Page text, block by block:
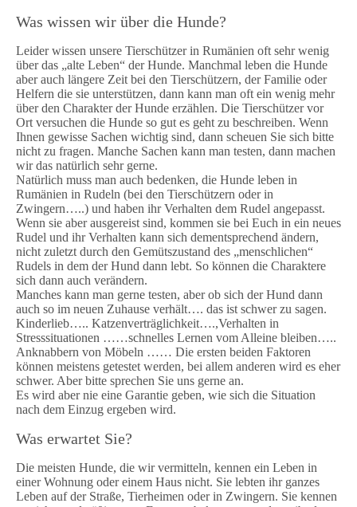
Was wissen wir über die Hunde?
Leider wissen unsere Tierschützer in Rumänien oft sehr wenig
über das „alte Leben“ der Hunde. Manchmal leben die Hunde
aber auch längere Zeit bei den Tierschützern, der Familie oder
Helfern die sie unterstützen, dann kann man oft ein wenig mehr
über den Charakter der Hunde erzählen. Die Tierschützer vor
Ort versuchen die Hunde so gut es geht zu beschreiben. Wenn
Ihnen gewisse Sachen wichtig sind, dann scheuen Sie sich bitte
nicht zu fragen. Manche Sachen kann man testen, dann machen
wir das natürlich sehr gerne.
Natürlich muss man auch bedenken, die Hunde leben in
Rumänien in Rudeln (bei den Tierschützern oder in
Zwingern…..) und haben ihr Verhalten dem Rudel angepasst.
Wenn sie aber ausgereist sind, kommen sie bei Euch in ein neues
Rudel und ihr Verhalten kann sich dementsprechend ändern,
nicht zuletzt durch den Gemütszustand des „menschlichen“
Rudels in dem der Hund dann lebt. So können die Charaktere
sich dann auch verändern.
Manches kann man gerne testen, aber ob sich der Hund dann
auch so im neuen Zuhause verhält…. das ist schwer zu sagen.
Kinderlieb….. Katzenverträglichkeit….,Verhalten in
Stresssituationen ……schnelles Lernen vom Alleine bleiben…..
Anknabbern von Möbeln …… Die ersten beiden Faktoren
können meistens getestet werden, bei allem anderen wird es eher
schwer. Aber bitte sprechen Sie uns gerne an.
Es wird aber nie eine Garantie geben, wie sich die Situation
nach dem Einzug ergeben wird.
Was erwartet Sie?
Die meisten Hunde, die wir vermitteln, kennen ein Leben in
einer Wohnung oder einem Haus nicht. Sie lebten ihr ganzes
Leben auf der Straße, Tierheimen oder in Zwingern. Sie kennen